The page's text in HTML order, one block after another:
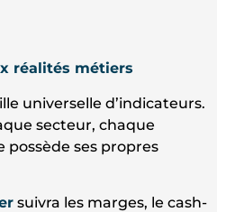
réalités métiers
universelle d’indicateurs.
secteur, chaque
possède ses propres
suivra les marges, le cash-